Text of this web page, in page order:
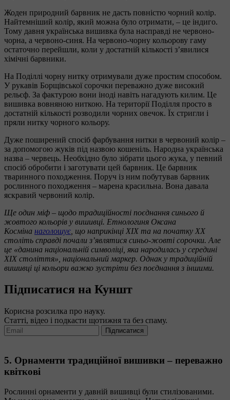
Жоден природний барвник не дасть повністю чорний колір.
Найтемніший колір, який можна було отримати, – це індиго.
Тому давня українська вишивка була насправді не червоно-
чорна, а червоно-синя. На червоно-чорну кольорову гаму
остаточно перейшли, коли у достатній кількості з’явилися
хімічні барвники.
На Поділлі чорну нитку отримували дуже простим способом.
У рукавів Борщівської сорочки переважно дуже високий
рельєф. За фактурою вони іноді навіть нагадують килим. Це
вишивка вовняною ниткою. На території Поділля просто в
достатній кількості розводили чорних овечок. Їх стригли і
пряли нитку чорного кольору.
Дуже поширений спосіб фарбування нитки в червоний колір –
за допомогою жуків під назвою кошеніль. Народна українська
назва – червець. Необхідно було зібрати цього жука, у певний
спосіб обробити і заготувати цей барвник. Це барвник
тваринного походження. Поруч із ним побутував барвник
рослинного походження – марена красильна. Вона давала
яскравий червоний колір.
Ще один міф – щодо традиційності поєднання синього й
жовтого кольорів у вишивці. Етнологиня Оксана
Косміна наголошує , що наприкінці ХІХ та на початку ХХ
століть справді почали з’являтися синьо-жовті сорочки. Але
це «данина національній символіці, яка народилась у середині
XIX століття», національний маркер. Однак у традиційній
вишивці ці кольори важко зустріти без поєднання з іншими.
Підписатися на Куншт
Корисна розсилка про науку.
Статті, відео і подкасти щотижня та без спаму.
Підписатися
5. Орнаменти традиційної вишивки – переважно
квіткові
Рослинні орнаменти у давній вишивці були стилізованими.